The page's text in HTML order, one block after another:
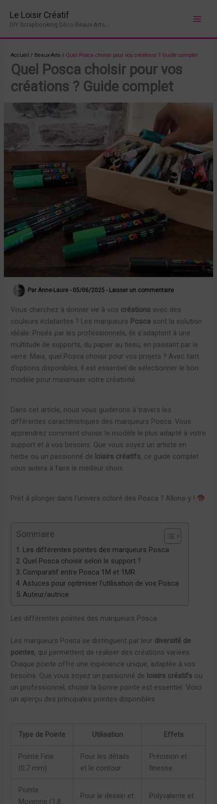
contenu
Le Loisir Créatif
DIY Scrapbooking Déco Beaux-Arts...
Accueil / Beaux-Arts / Quel Posca choisir pour vos créations ? Guide complet
Quel Posca choisir pour vos
créations ? Guide complet
Par Anne-Laure- 05/06/2025- Laisser un commentaire
Vous cherchez à donner vie à vos créations avec des
couleurs éclatantes ? Les marqueurs Posca sont la solution
idéale. Prisés par les professionnels, ils s’adaptent à une
multitude de supports, du papier au tissu, en passant par le
verre. Mais, quel Posca choisir pour vos projets ? Avec tant
d’options disponibles, il est essentiel de sélectionner le bon
modèle pour maximiser votre créativité.
Dans cet article, nous vous guiderons à travers les
différentes caractéristiques des marqueurs Posca. Vous
apprendrez comment choisir le modèle le plus adapté à votre
support et à vos besoins. Que vous soyez un artiste en
herbe ou un passionné de loisirs créatifs, ce guide complet
vous aidera à faire le meilleur choix.
Prêt à plonger dans l’univers coloré des Posca ? Allons-y !
Sommaire
Les différentes pointes des marqueurs Posca
Quel Posca choisir selon le support ?
Comparatif entre Posca 1M et 1MR
Astuces pour optimiser l’utilisation de vos Posca
Auteur/autrice
Les différentes pointes des marqueurs Posca
Les marqueurs Posca se distinguent par leur diversité de
pointes, qui permettent de réaliser des créations variées.
Chaque pointe offre une expérience unique, adaptée à vos
besoins. Que vous soyez un passionné de loisirs créatifs ou
un professionnel, choisir la bonne pointe est essentiel. Voici
un aperçu des principales pointes disponibles :
Type de Pointe Utilisation Effets
Pointe Fine
(0,7 mm)
Pour les détails
et le contour
Précision et
finesse
Pointe
Moyenne (1,8
Pour le dessin et
Polyvalente et